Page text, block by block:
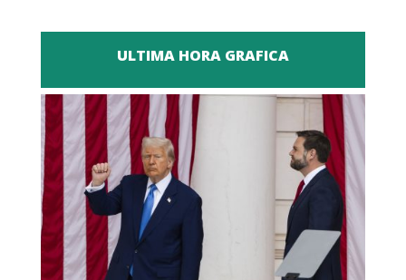
ULTIMA HORA GRAFICA